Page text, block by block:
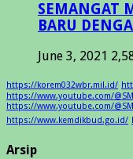
SEMANGAT
BARU
June 3, 2021
https://korem032wbr.mil.id/
https://www.youtube.com/
https://www.youtube.com/
https://www.kemdikbud.go.id/
Arsip